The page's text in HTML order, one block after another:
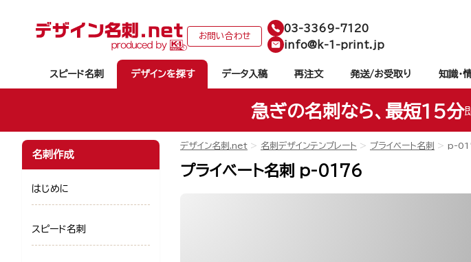
お問い合わせ
03-3369-7120
info@k-1-print.jp
スピード名刺 デザインを探す データ入稿 再注文 発送/お受取り 知識・
急ぎの名刺なら、最短15分
デザイン名刺.net 名刺デザインテンプレート プライベート名刺 p-
プライベート名刺 p-0176
名刺作成
はじめに
スピード名刺